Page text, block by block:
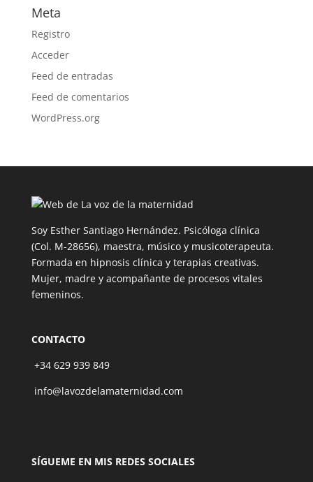
Meta
Registro
Acceder
Feed de entradas
Feed de comentarios
WordPress.org
Soy Esther Santiago Hernández. Psicóloga clínica
(Col. M-28656), maestra, músico y musicoterapeuta.
Formada en hipnosis clínica y terapias creativas.
Mujer, madre y acompañante de procesos vitales
femeninos.
CONTACTO
+34 629 939 849
info@lavozdelamaternidad.com
SÍGUEME EN MIS REDES SOCIALES